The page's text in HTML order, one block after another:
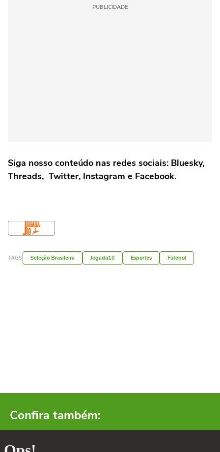
PUBLICIDADE
Siga nosso conteúdo nas redes sociais: Bluesky,
Threads, Twitter, Instagram e Facebook.
TAGS Seleção Brasileira Jogada10 Esportes Futebol
Confira também: